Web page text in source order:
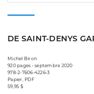
DE SAINT-DENYS
Michel Biron
920 pages • septembre 2020
978-2-7606-4226-3
Papier, PDF
59,95 $